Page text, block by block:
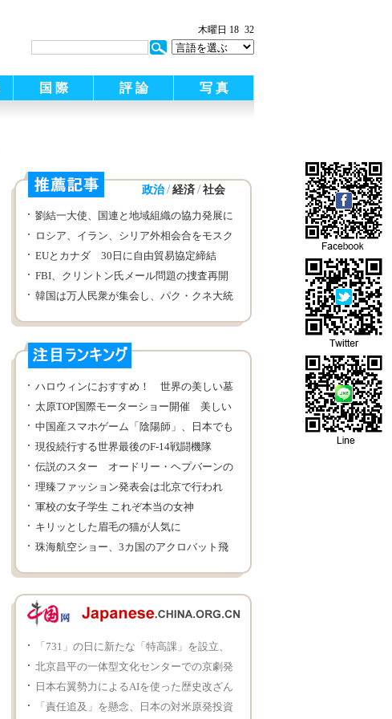
木曜日 18 32
国 際 評 論 写 真
政治 / 経済 / 社会
劉結一大使、国連と地域組織の協力発展に
努める
ロシア、イラン、シリア外相会合をモスク
ワで開催
EUとカナダ 30日に自由貿易協定締結
FBI、クリントン氏メール問題の捜査再開
韓国は万人民衆が集会し、パク・クネ大統
ハロウィンにおすすめ！ 世界の美しい墓
地10カ所
太原TOP国際モーターショー開催 美しい
コンパニオン
中国産スマホゲーム「陰陽師」、日本でも
大人気
現役続行する世界最後のF-14戦闘機隊
伝説のスター オードリー・ヘプバーンの
写真
理臻ファッション発表会は北京で行われ
軍校の女子学生 これぞ本当の女神
キリッとした眉毛の猫が人気に
珠海航空ショー、3カ国のアクロバット飛